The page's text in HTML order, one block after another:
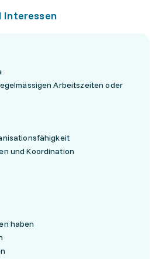
Interessen
Arbeitszeiten oder
und Koordination
haben